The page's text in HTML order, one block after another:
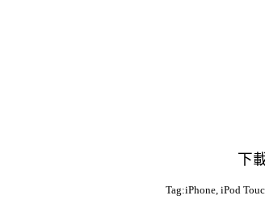
下
Tag:iPhone, iPod